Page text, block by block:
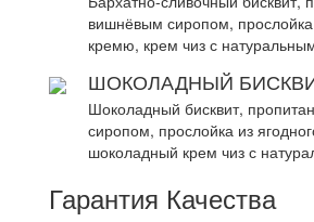
вишнёвым сиропом,
кремю, крем чиз с
ШОКОЛАДНЫЙ
Шоколадный бисквит,
сиропом, прослойка из
шоколадный крем чиз с
Гарантия Качества